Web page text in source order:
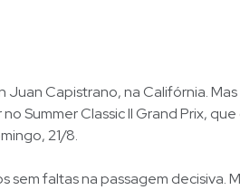
Capistrano, na Califórnia.
Summer Classic II Grand Prix,
21/8.
sem faltas na passagem decisiva.